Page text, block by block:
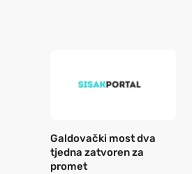
Galdovački most dva
tjedna zatvoren za
promet